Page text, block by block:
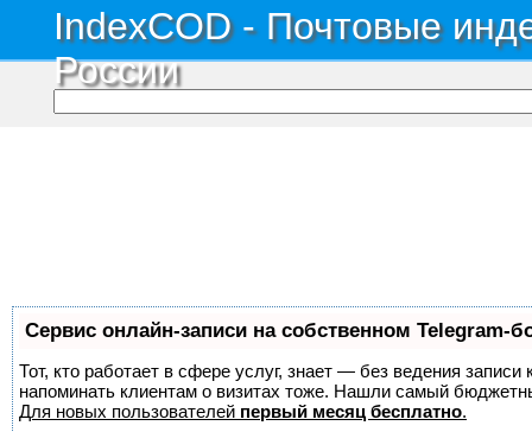
IndexCOD - Почтовые
России
Сервис онлайн-записи на собственном Telegram-
Тот, кто работает в сфере услуг, знает — без ведения
напоминать клиентам о визитах тоже. Нашли самый
Для новых пользователей первый месяц бесплатно.